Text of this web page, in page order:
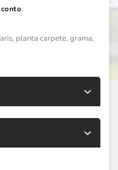
, planta carpete, grama,